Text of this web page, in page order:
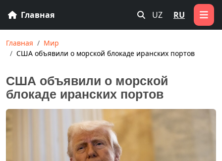
Главная UZ RU
Главная
Мир
США объявили о морской блокаде иранских портов
США объявили о морской
блокаде иранских портов